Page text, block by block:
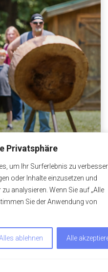
Privatsphäre
um Ihr Surferlebnis zu
oder Inhalte einzusetzen und
analysieren. Wenn Sie auf „Alle
Sie der Anwendung von
ablehnen Alle
Schotten auf
Warum Highland
sind Mal
letzte Mal im
durch die Luft